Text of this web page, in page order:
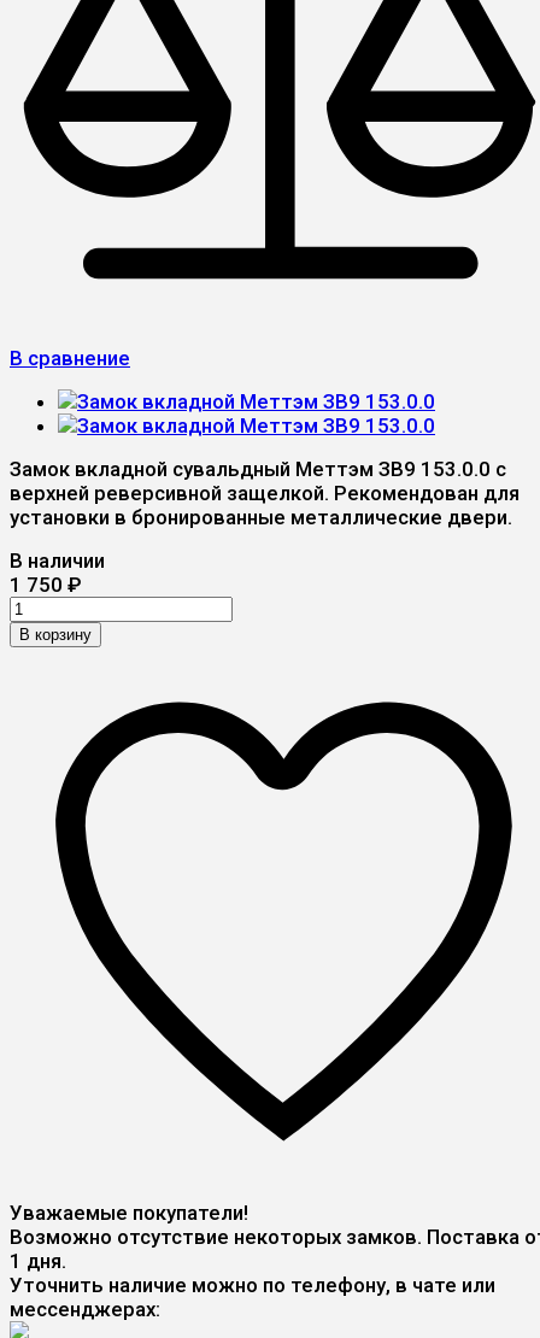
В сравнение
Замок вкладной сувальдный Меттэм ЗВ9 153.0.0 с
верхней реверсивной защелкой. Рекомендован для
установки в бронированные металлические двери.
В наличии
1 750 ₽
В корзину
Уважаемые покупатели!
Возможно отсутствие некоторых замков. Поставка
1 дня.
Уточнить наличие можно по телефону, в чате или
мессенджерах: